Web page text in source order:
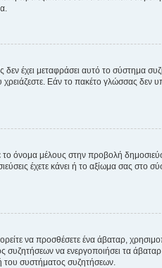
δεν έχει μεταφράσει αυτό το
Εάν το πακέτο γλώσσας δεν
όνομα μέλους στην προβολή
έχετε κάνει ή το αξίωμα σας στο
να προσθέσετε ένα άβαταρ,
να ενεργοποιήσει τα
του συστήματος συζητήσεων.